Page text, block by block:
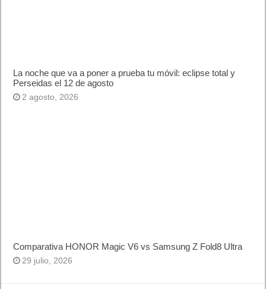
La noche que va a poner a prueba tu móvil: eclipse total y
Perseidas el 12 de agosto
2 agosto, 2026
Comparativa HONOR Magic V6 vs Samsung Z Fold8 Ultra
29 julio, 2026